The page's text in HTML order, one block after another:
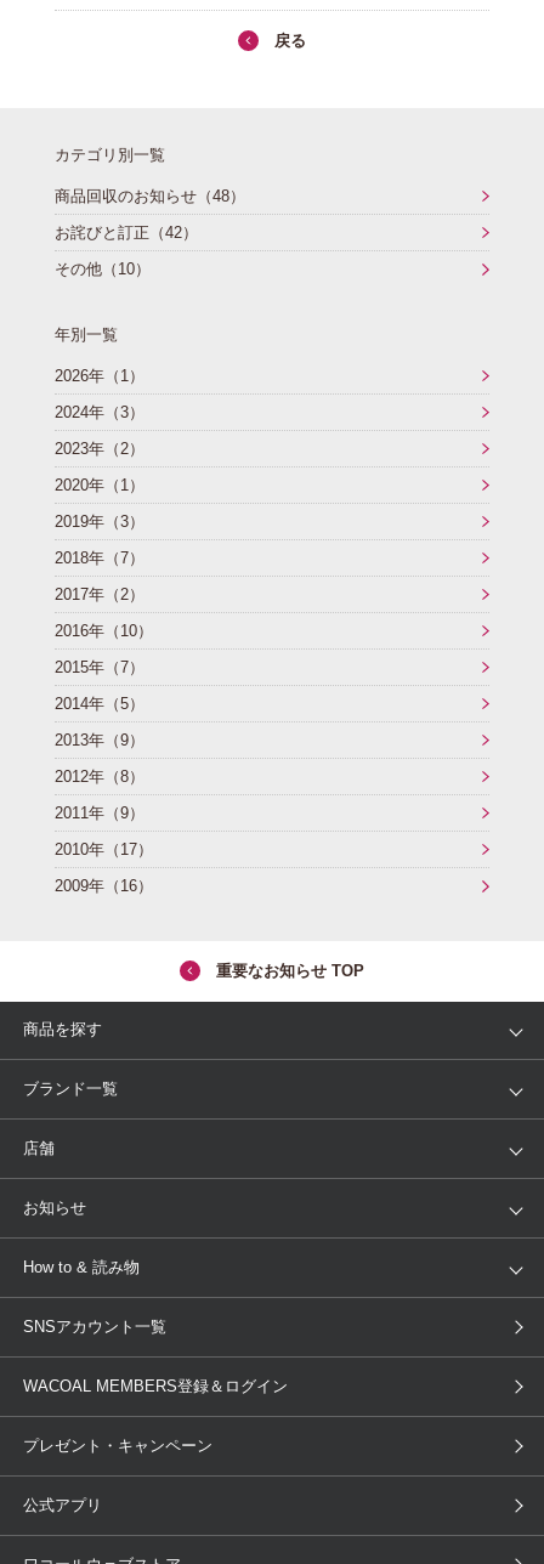
戻る
カテゴリ別一覧
商品回収のお知らせ（48）
お詫びと訂正（42）
その他（10）
年別一覧
2026年（1）
2024年（3）
2023年（2）
2020年（1）
2019年（3）
2018年（7）
2017年（2）
2016年（10）
2015年（7）
2014年（5）
2013年（9）
2012年（8）
2011年（9）
2010年（17）
2009年（16）
重要なお知らせ TOP
商品を探す
アイテム
トピックス
ブランド一覧
WACOAL
AMPHI une nana cool
OUR WACOAL
WACOAL Remamma
Licensed Brands
店舗
店舗を探す
ブラ無料診断
3Dボディスキャン
お知らせ
新着情報
商品回収
ニュース＆トピックス
How to & 読み物
下着の基礎知識
ブラパン ワコールスタイル
大人の工場見学inベトナム 人間科学研究開発センター見学
店舗体験記（マンガ） ワコールカルネアプリ使い方ガイ
SNSアカウント一覧
WACOAL MEMBERS登録＆ログイン
プレゼント・キャンペーン
公式アプリ